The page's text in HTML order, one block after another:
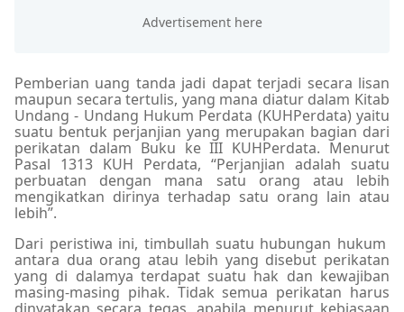
Pemberian uang tanda jadi dapat terjadi secara lisan
maupun secara tertulis, yang mana diatur dalam Kitab
Undang - Undang Hukum Perdata (KUHPerdata) yaitu
suatu bentuk perjanjian yang merupakan bagian dari
perikatan dalam Buku ke III KUHPerdata. Menurut
Pasal 1313 KUH Perdata, “Perjanjian adalah suatu
perbuatan dengan mana satu orang atau lebih
mengikatkan dirinya terhadap satu orang lain atau
lebih”.
Dari peristiwa ini, timbullah suatu hubungan hukum
antara dua orang atau lebih yang disebut perikatan
yang di dalamya terdapat suatu hak dan kewajiban
masing-masing pihak. Tidak semua perikatan harus